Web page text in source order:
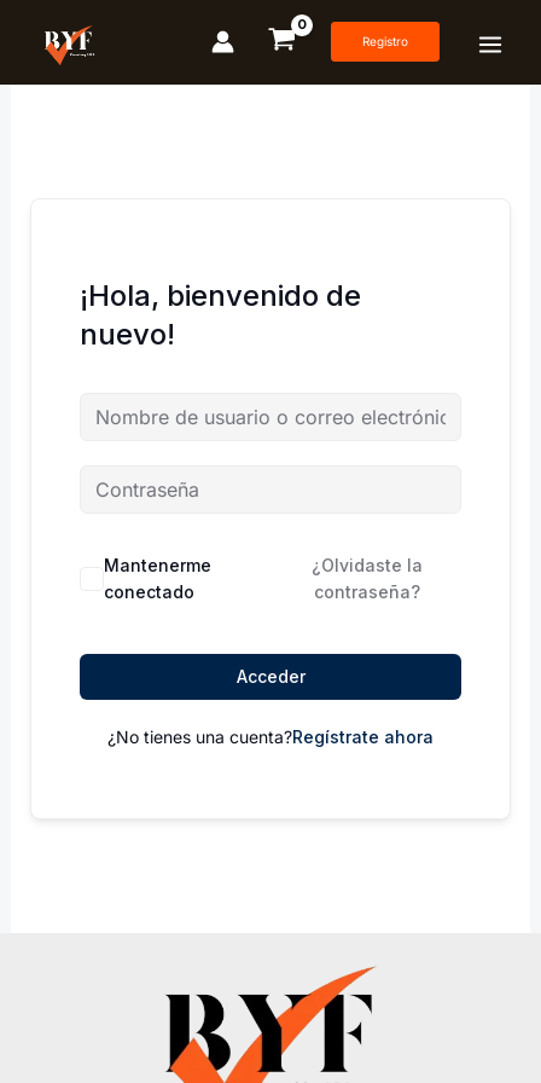
contenido
Registro
¡Hola, bienvenido de
nuevo!
Mantenerme
conectado
¿Olvidaste la
contraseña?
Acceder
¿No tienes una cuenta?Regístrate ahora